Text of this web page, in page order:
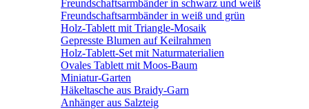
Freundschaftsarmbänder in schwarz und weiß
Freundschaftsarmbänder in weiß und grün
Holz-Tablett mit Triangle-Mosaik
Gepresste Blumen auf Keilrahmen
Holz-Tablett-Set mit Naturmaterialien
Ovales Tablett mit Moos-Baum
Miniatur-Garten
Häkeltasche aus Braidy-Garn
Anhänger aus Salzteig